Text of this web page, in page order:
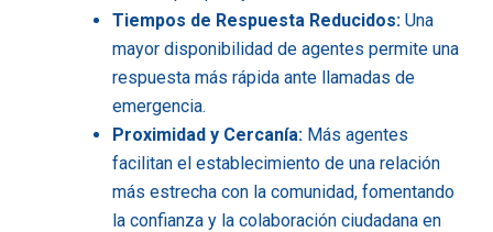
Tiempos de Respuesta Reducidos: Una
mayor disponibilidad de agentes permite una
respuesta más rápida ante llamadas de
emergencia.
Proximidad y Cercanía: Más agentes
facilitan el establecimiento de una relación
más estrecha con la comunidad, fomentando
la confianza y la colaboración ciudadana en